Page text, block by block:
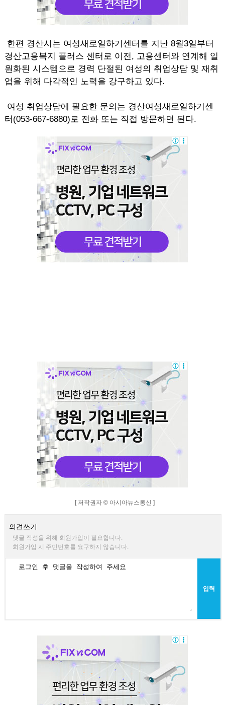
한편 경산시는 여성새로일하기센터를 지난 8월3일부터
경산고용복지 플러스 센터로 이전, 고용센터와 연계해 일
원화된 시스템으로 경력 단절된 여성의 취업상담 및 재취
업을 위해 다각적인 노력을 강구하고 있다.
여성 취업상담에 필요한 문의는 경산여성새로일하기센
터(053-667-6880)로 전화 또는 직접 방문하면 된다.
[ 저작권자 © 아시아뉴스통신 ]
의견쓰기
댓글 작성을 위해 회원가입이 필요합니다.
회원가입 시 주민번호를 요구하지 않습니다.
입력